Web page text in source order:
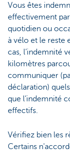
Vous êtes
effectivement
quotidien ou
à vélo et le reste
cas, l’indemnité
kilomètres
communiquer
déclaration)
que l’indemnité
effectifs.
Vérifiez bien les
Certains